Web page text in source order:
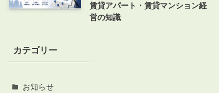
賃貸アパート・賃貸マンション経
営の知識
カテゴリー
お知らせ